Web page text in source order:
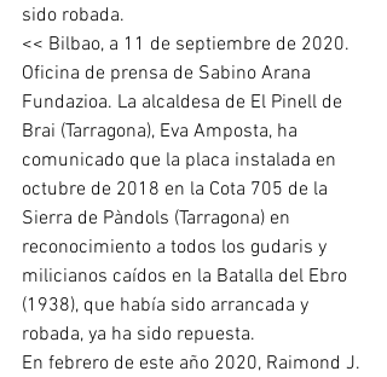
sido robada.
<< Bilbao, a 11 de septiembre de 2020.
Oficina de prensa de Sabino Arana
Fundazioa. La alcaldesa de El Pinell de
Brai (Tarragona), Eva Amposta, ha
comunicado que la placa instalada en
octubre de 2018 en la Cota 705 de la
Sierra de Pàndols (Tarragona) en
reconocimiento a todos los gudaris y
milicianos caídos en la Batalla del Ebro
(1938), que había sido arrancada y
robada, ya ha sido repuesta.
En febrero de este año 2020, Raimond J.